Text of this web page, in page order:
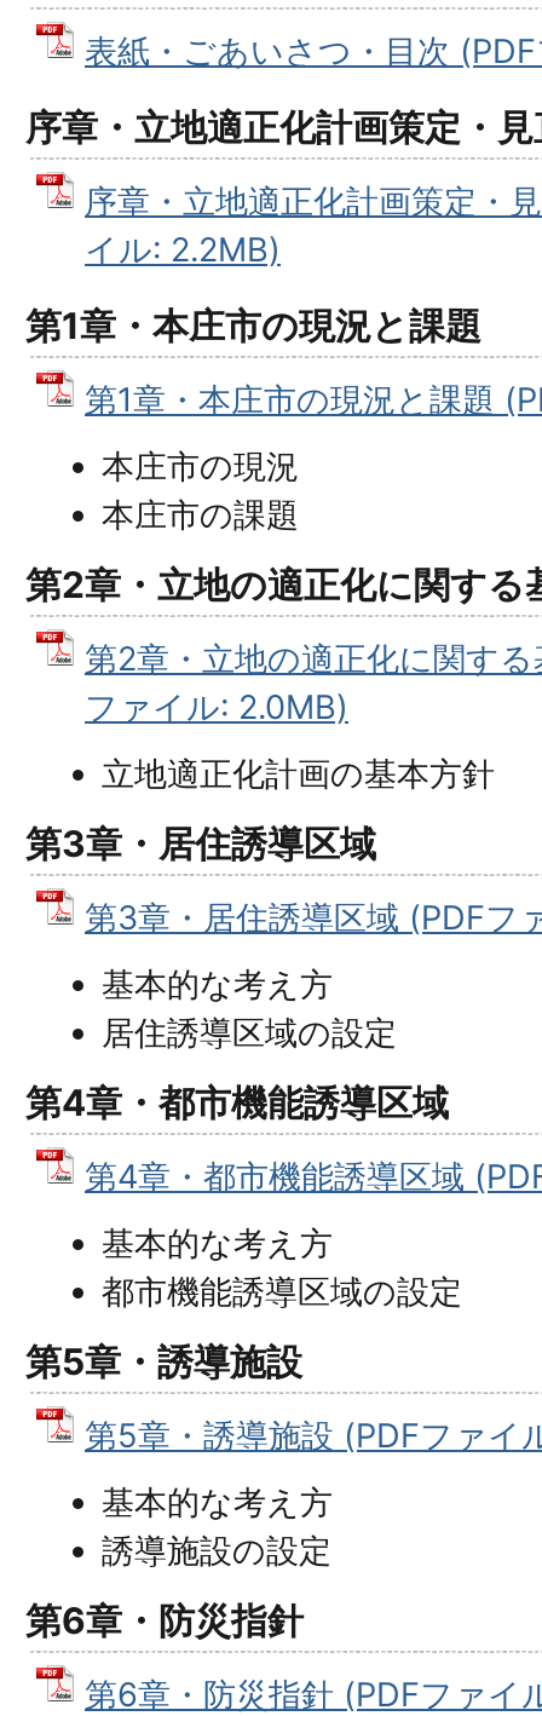
表紙・ごあいさつ・目次
序章・立地適正化計画策定・
序章・立地適正化計画策定・
イル: 2.2MB)
第1章・本庄市の現況と課題
第1章・本庄市の現況と課題
本庄市の現況
本庄市の課題
第2章・立地の適正化に関する
第2章・立地の適正化に関す
ファイル: 2.0MB)
立地適正化計画の基本方針
第3章・居住誘導区域
第3章・居住誘導区域 (PDFフ
基本的な考え方
居住誘導区域の設定
第4章・都市機能誘導区域
第4章・都市機能誘導区域
基本的な考え方
都市機能誘導区域の設定
第5章・誘導施設
第5章・誘導施設 (PDFファイ
基本的な考え方
誘導施設の設定
第6章・防災指針
第6章・防災指針 (PDFファイ